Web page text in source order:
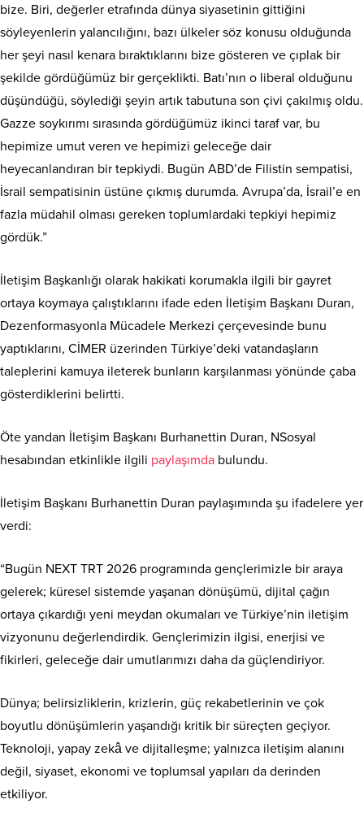
bize. Biri, değerler etrafında dünya siyasetinin gittiğini
söyleyenlerin yalancılığını, bazı ülkeler söz konusu olduğunda
her şeyi nasıl kenara bıraktıklarını bize gösteren ve çıplak bir
şekilde gördüğümüz bir gerçeklikti. Batı’nın o liberal olduğunu
düşündüğü, söylediği şeyin artık tabutuna son çivi çakılmış oldu.
Gazze soykırımı sırasında gördüğümüz ikinci taraf var, bu
hepimize umut veren ve hepimizi geleceğe dair
heyecanlandıran bir tepkiydi. Bugün ABD’de Filistin sempatisi,
İsrail sempatisinin üstüne çıkmış durumda. Avrupa’da, İsrail’e en
fazla müdahil olması gereken toplumlardaki tepkiyi hepimiz
gördük.”
İletişim Başkanlığı olarak hakikati korumakla ilgili bir gayret
ortaya koymaya çalıştıklarını ifade eden İletişim Başkanı Duran,
Dezenformasyonla Mücadele Merkezi çerçevesinde bunu
yaptıklarını, CİMER üzerinden Türkiye’deki vatandaşların
taleplerini kamuya ileterek bunların karşılanması yönünde çaba
gösterdiklerini belirtti.
Öte yandan İletişim Başkanı Burhanettin Duran, NSosyal
hesabından etkinlikle ilgili paylaşımda bulundu.
İletişim Başkanı Burhanettin Duran paylaşımında şu ifadelere yer
verdi:
“Bugün NEXT TRT 2026 programında gençlerimizle bir araya
gelerek; küresel sistemde yaşanan dönüşümü, dijital çağın
ortaya çıkardığı yeni meydan okumaları ve Türkiye’nin iletişim
vizyonunu değerlendirdik. Gençlerimizin ilgisi, enerjisi ve
fikirleri, geleceğe dair umutlarımızı daha da güçlendiriyor.
Dünya; belirsizliklerin, krizlerin, güç rekabetlerinin ve çok
boyutlu dönüşümlerin yaşandığı kritik bir süreçten geçiyor.
Teknoloji, yapay zekâ ve dijitalleşme; yalnızca iletişim alanını
değil, siyaset, ekonomi ve toplumsal yapıları da derinden
etkiliyor.